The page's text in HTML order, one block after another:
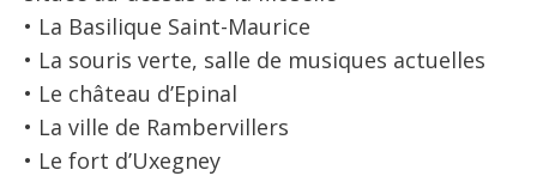
• La Basilique Saint-Maurice
• La souris verte, salle de musiques actuelles
• Le château d’Epinal
• La ville de Rambervillers
• Le fort d’Uxegney